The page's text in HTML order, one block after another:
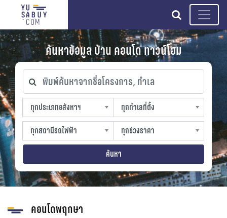
search
ค้นหาข้อมูล บ้าน คอนโด ทาวน์โฮม
พิมพ์ค้นหาจากชื่อโครงการ, ทำเล
ทุกประเภทอสังหาฯ
ทุกประเภทอสังหาฯ
sproperty
ทุกทำเลที่ตั้ง
ทุกทำเลที่ตั้ง
slocation
ทุกสถานีรถไฟฟ้า
ทุกสถานีรถไฟฟ้า
strain-station
ทุกช่วงราคา
ทุกช่วงราคา
sprice
ค้นหา
คอนโดพฤกษา